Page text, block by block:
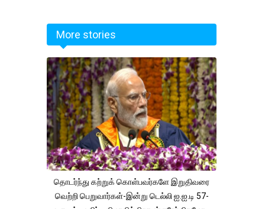
More stories
தொடர்ந்து கற்றுக் கொள்பவர்களே இறுதிவரை
வெற்றி பெறுவார்கள்-இன்று டெல்லி ஐ.ஐ.டி 57-